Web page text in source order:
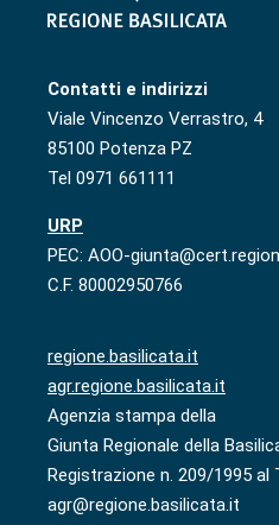
Contatti e indirizzi
Viale Vincenzo Verrastro, 4
85100 Potenza PZ
Tel 0971 661111
URP
PEC: AOO-
C.F. 80002950766
regione.basilicata.it
agr.regione.basilicata.it
Agenzia stampa della
Giunta Regionale della
Registrazione n. 209/1995 al
agr@regione.basilicata.it